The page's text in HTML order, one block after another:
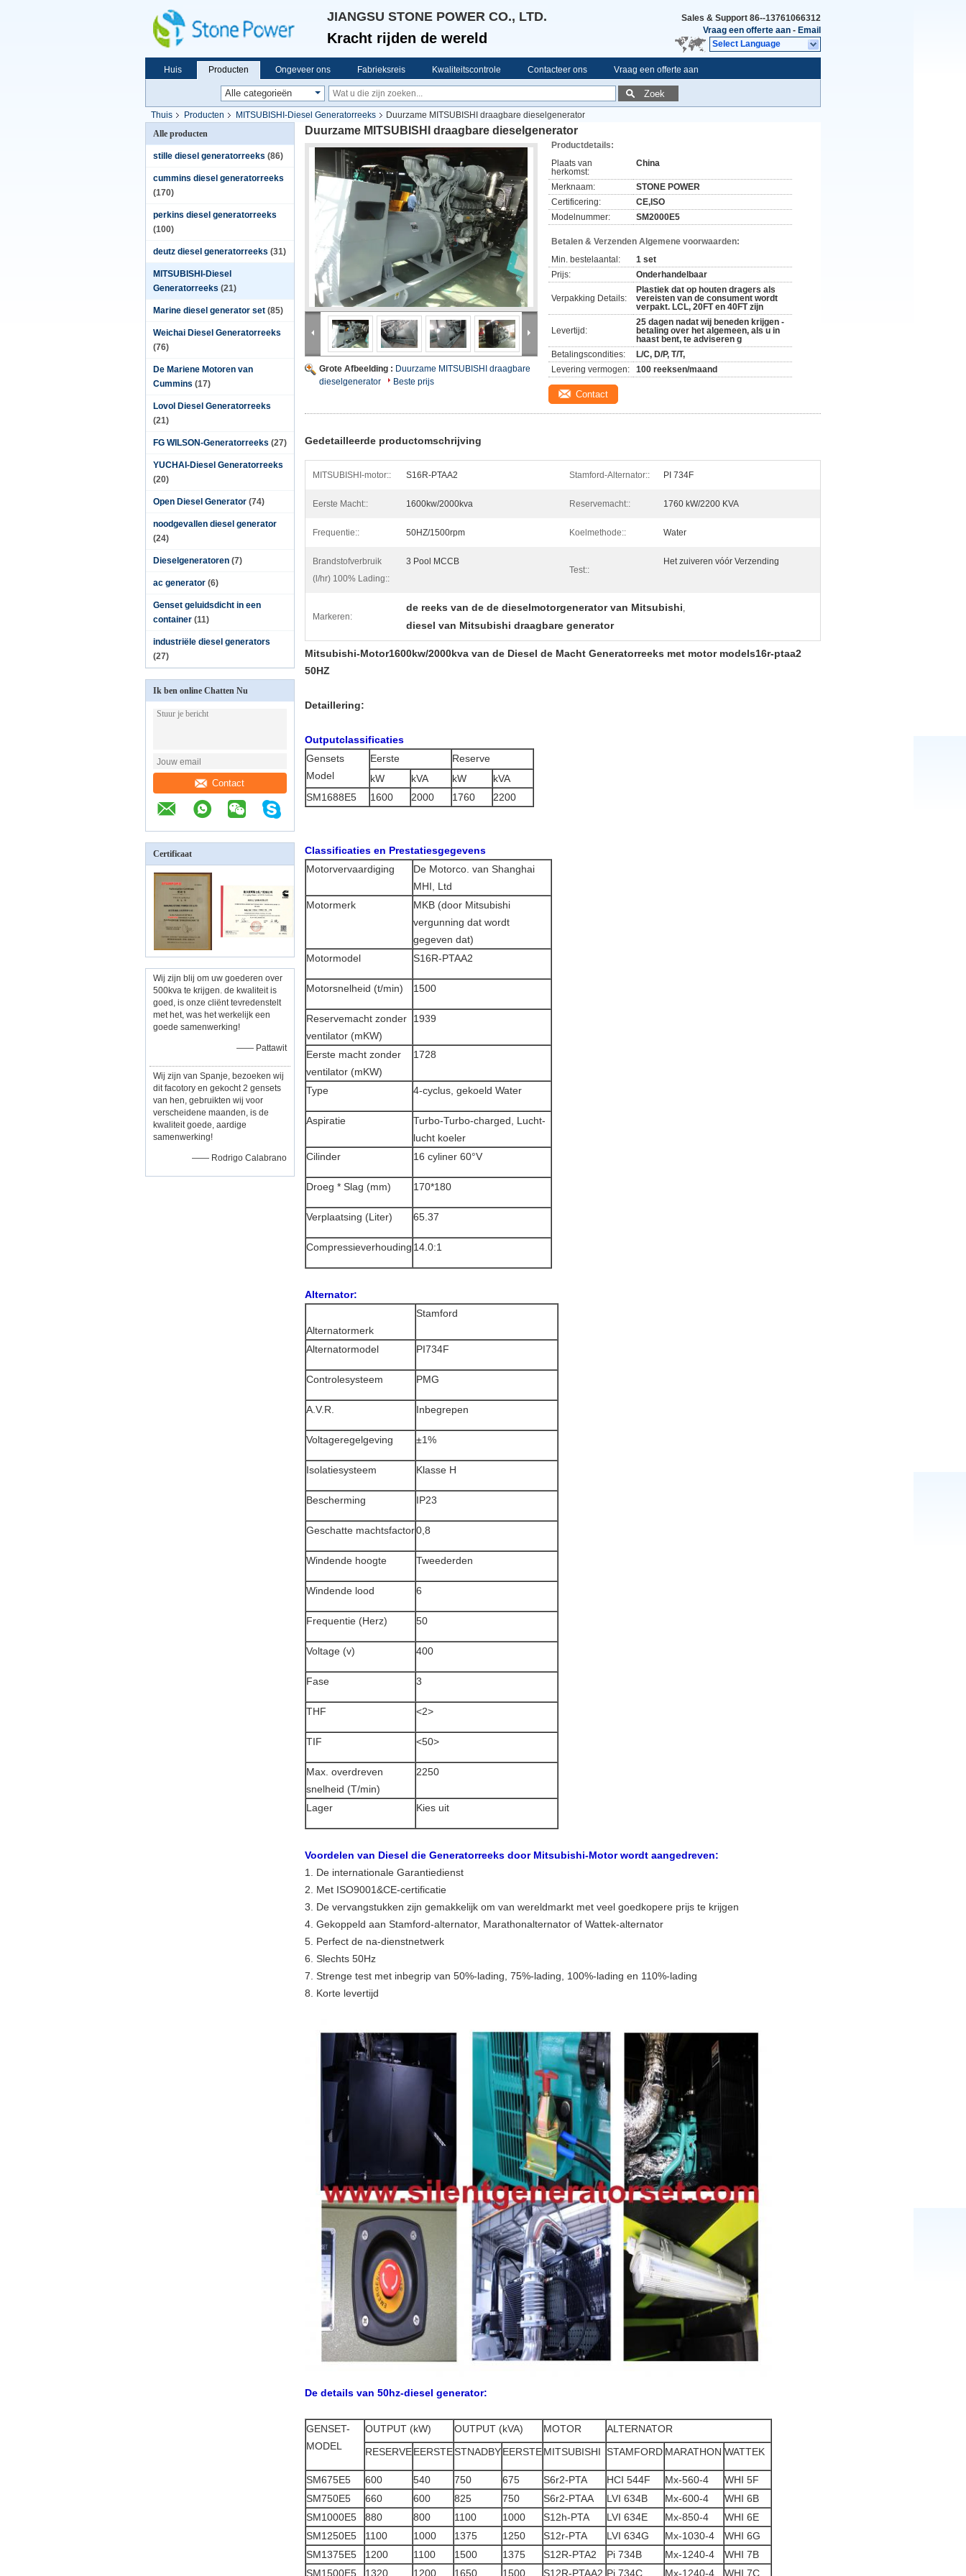
JIANGSU STONE POWER CO., LTD.
Kracht rijden de wereld
Sales & Support 86--13761066312
Vraag een offerte aan - Email
Select Language
Huis Producten Ongeveer ons Fabrieksreis Kwaliteitscontrole Contacteer ons Vraag een offerte aan
Zoek
Thuis Producten MITSUBISHI-Diesel Generatorreeks
Duurzame MITSUBISHI draagbare dieselgenerator
Alle producten
stille diesel generatorreeks (86)
cummins diesel generatorreeks
(170)
perkins diesel generatorreeks
(100)
deutz diesel generatorreeks (31)
MITSUBISHI-Diesel
Generatorreeks (21)
Marine diesel generator set (85)
Weichai Diesel Generatorreeks
(76)
De Mariene Motoren van
Cummins (17)
Lovol Diesel Generatorreeks
(21)
FG WILSON-Generatorreeks (27)
YUCHAI-Diesel Generatorreeks
(20)
Open Diesel Generator (74)
noodgevallen diesel generator
(24)
Dieselgeneratoren (7)
ac generator (6)
Genset geluidsdicht in een
container (11)
industriële diesel generators
(27)
Ik ben online Chatten Nu
Contact
Certificaat
Wij zijn blij om uw goederen over
500kva te krijgen. de kwaliteit is
goed, is onze cliënt tevredenstelt
met het, was het werkelijk een
goede samenwerking!
—— Pattawit
Wij zijn van Spanje, bezoeken wij
dit facotory en gekocht 2 gensets
van hen, gebruikten wij voor
verscheidene maanden, is de
kwaliteit goede, aardige
samenwerking!
—— Rodrigo Calabrano
Duurzame MITSUBISHI draagbare dieselgenerator
Grote Afbeelding : Duurzame MITSUBISHI draagbare
dieselgenerator
Beste prijs
Productdetails:
Plaats van
herkomst:
China
Merknaam:
STONE POWER
Certificering:
CE,ISO
Modelnummer:
SM2000E5
Betalen & Verzenden Algemene voorwaarden:
Min. bestelaantal:
1 set
Prijs:
Onderhandelbaar
Verpakking Details:
Plastiek dat op houten dragers als
vereisten van de consument wordt
verpakt. LCL, 20FT en 40FT zijn
Levertijd:
25 dagen nadat wij beneden krijgen -
betaling over het algemeen, als u in
haast bent, te adviseren g
Betalingscondities:
L/C, D/P, T/T,
Levering vermogen:
100 reeksen/maand
Contact
Gedetailleerde productomschrijving
MITSUBISHI-motor:: S16R-PTAA2 Stamford-Alternator:: PI 734F
Eerste Macht:: 1600kw/2000kva Reservemacht:: 1760 kW/2200 KVA
Frequentie:: 50HZ/1500rpm Koelmethode:: Water
Brandstofverbruik
(l/hr) 100% Lading::
3 Pool MCCB
Test::
Het zuiveren vóór Verzending
Markeren:
de reeks van de de dieselmotorgenerator van Mitsubishi,
diesel van Mitsubishi draagbare generator
Mitsubishi-Motor1600kw/2000kva van de Diesel de Macht Generatorreeks met motor models16r-ptaa2
50HZ
Detaillering:
Outputclassificaties
Gensets
Model
Eerste
Reserve
kW
kVA kW
kVA
SM1688E5
1600 2000 1760 2200
Classificaties en Prestatiesgegevens
Motorvervaardiging
De Motorco. van Shanghai
MHI, Ltd
Motormerk
MKB (door Mitsubishi
vergunning dat wordt
gegeven dat)
Motormodel
S16R-PTAA2
Motorsnelheid (t/min) 1500
Reservemacht zonder
ventilator (mKW)
1939
Eerste macht zonder
ventilator (mKW)
1728
Type 4-cyclus, gekoeld Water
Aspiratie
Turbo-Turbo-charged, Lucht-
lucht koeler
Cilinder
16 cyliner 60°V
Droeg * Slag (mm) 170*180
Verplaatsing (Liter) 65.37
Compressieverhouding 14.0:1
Alternator:
Alternatormerk
Stamford
Alternatormodel PI734F
Controlesysteem PMG
A.V.R. Inbegrepen
Voltageregelgeving ±1%
Isolatiesysteem Klasse H
Bescherming IP23
Geschatte machtsfactor0,8
Windende hoogte Tweederden
Windende lood 6
Frequentie (Herz) 50
Voltage (v) 400
Fase 3
THF <2>
TIF <50>
Max. overdreven
snelheid (T/min)
2250
Lager Kies uit
Voordelen van Diesel die Generatorreeks door Mitsubishi-Motor wordt aangedreven:
1. De internationale Garantiedienst
2. Met ISO9001&CE-certificatie
3. De vervangstukken zijn gemakkelijk om van wereldmarkt met veel goedkopere prijs te krijgen
4. Gekoppeld aan Stamford-alternator, Marathonalternator of Wattek-alternator
5. Perfect de na-dienstnetwerk
6. Slechts 50Hz
7. Strenge test met inbegrip van 50%-lading, 75%-lading, 100%-lading en 110%-lading
8. Korte levertijd
De details van 50hz-diesel generator:
GENSET-
MODEL
OUTPUT (kW) OUTPUT (kVA) MOTOR
ALTERNATOR
RESERVEEERSTESTNADBYEERSTEMITSUBISHI STAMFORD MARATHON WATTEK
SM675E5 600 540 750 675 S6r2-PTA HCI 544F Mx-560-4
WHI 5F
SM750E5
660 600 825 750 S6r2-PTAA LVI 634B Mx-600-4
WHI 6B
SM1000E5
880 800 1100 1000 S12h-PTA LVI 634E Mx-850-4
WHI 6E
SM1250E5
1100 1000 1375 1250 S12r-PTA LVI 634G Mx-1030-4
WHI 6G
SM1375E5
1200 1100 1500 1375 S12R-PTA2 Pi 734B Mx-1240-4
WHI 7B
SM1500E5
1320 1200 1650 1500 S12R-PTAA2 Pi 734C Mx-1240-4 WHI 7C